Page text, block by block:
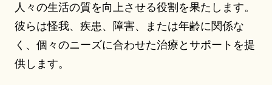
人々の生活の質を向上させる役割を果たします。
彼らは怪我、疾患、障害、または年齢に関係な
く、個々のニーズに合わせた治療とサポートを提
供します。